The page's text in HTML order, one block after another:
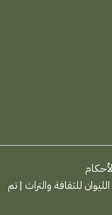
الليوان للثقافة والتراث | تم